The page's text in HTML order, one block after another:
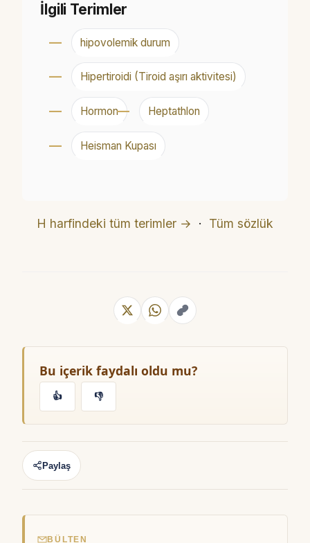
İlgili Terimler
hipovolemik durum
Hipertiroidi (Tiroid aşırı aktivitesi)
Hormon Heptathlon
Heisman Kupası
H harfindeki tüm terimler → · Tüm sözlük
Bu içerik faydalı oldu mu?
👍 👎
Paylaş
BÜLTEN